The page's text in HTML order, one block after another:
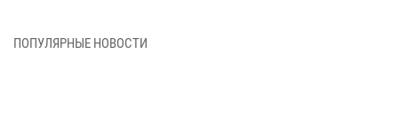
Военнослужащие по призыву из Архангельской области приняли
ПОПУЛЯРНЫЕ НОВОСТИ